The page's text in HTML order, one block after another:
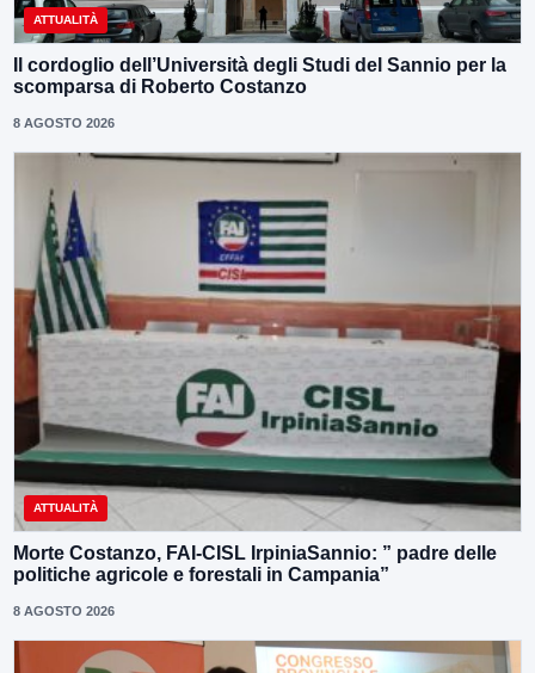
ATTUALITÀ
Il cordoglio dell’Università degli Studi del Sannio per la
scomparsa di Roberto Costanzo
8 AGOSTO 2026
ATTUALITÀ
Morte Costanzo, FAI-CISL IrpiniaSannio: ” padre delle
politiche agricole e forestali in Campania”
8 AGOSTO 2026